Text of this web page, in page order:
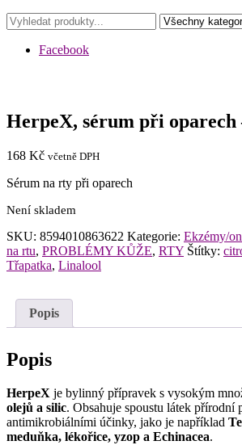
Facebook
HerpeX, sérum při oparech
168 Kč včetně DPH
Sérum na rty při oparech
Není skladem
SKU: 8594010863622 Kategorie: Ekzémy/
na rtu, PROBLÉMY KŮŽE, RTY Štítky:
Třapatka, Linalool
Popis
Popis
HerpeX je bylinný přípravek s vysokým
olejů a silic. Obsahuje spoustu látek přírodní
antimikrobiálními účinky, jako je například
meduňka, lékořice, yzop a Echinacea.